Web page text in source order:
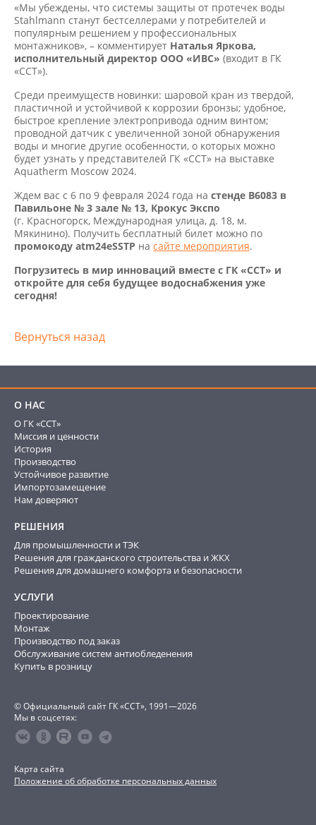
«Мы убеждены, что системы защиты от протечек воды
Stahlmann станут бестселлерами у потребителей и
популярным решением у профессиональных
монтажников», – комментирует Наталья Яркова,
исполнительный директор ООО «ИВС» (входит в ГК
«ССТ»).
Среди преимуществ новинки: шаровой кран из твердой,
пластичной и устойчивой к коррозии бронзы; удобное,
быстрое крепление электропривода одним винтом;
проводной датчик с увеличенной зоной обнаружения
воды и многие другие особенности, о которых можно
будет узнать у представителей ГК «ССТ» на выставке
Aquatherm Moscow 2024.
Ждем вас с 6 по 9 февраля 2024 года на стенде В6083 в
Павильоне № 3 зале № 13, Крокус Экспо
(г. Красногорск, Международная улица, д. 18, м.
Мякинино). Получить бесплатный билет можно по
промокоду atm24eSSTP на сайте мероприятия.
Погрузитесь в мир инноваций вместе с ГК «ССТ» и
откройте для себя будущее водоснабжения уже
сегодня!
Вернуться назад
О НАС
О ГК «ССТ»
Миссия и ценности
История
Производство
Устойчивое развитие
Импортозамещение
Нам доверяют
РЕШЕНИЯ
Для промышленности и ТЭК
Решения для гражданского строительства и ЖКХ
Решения для домашнего комфорта и безопасности
УСЛУГИ
Проектирование
Монтаж
Производство под заказ
Обслуживание систем антиобледенения
Купить в розницу
© Официальный сайт ГК «ССТ», 1991—2026
Мы в соцсетях:
Карта сайта
Положение об обработке персональных данных